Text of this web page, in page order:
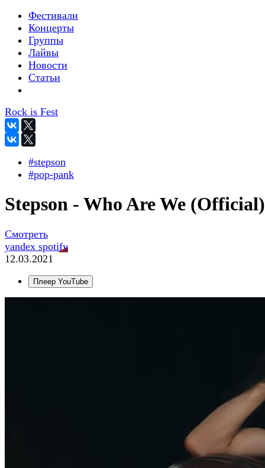
Фестивали
Концерты
Группы
Лайвы
Новости
Статьи
Rock is Fest
#stepson
#pop-pank
Stepson - Who Are We (Official)
Смотреть
yandex spotify
12.03.2021
Плеер YouTube